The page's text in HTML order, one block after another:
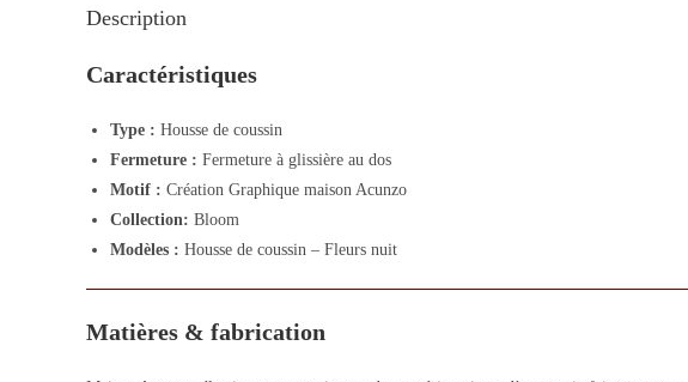
Description
Caractéristiques
Type : Housse de coussin
Fermeture : Fermeture à glissière au dos
Motif : Création Graphique maison Acunzo
Collection: Bloom
Modèles : Housse de coussin – Fleurs nuit
Matières & fabrication